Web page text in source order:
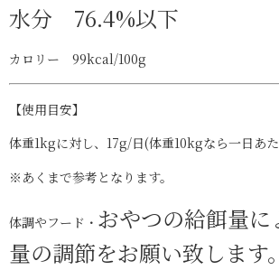
水分 76.4%以下
カロリー 99kcal/100g
【使用目安】
体重1kgに対し、17g/日(体重10kgなら一日あ
※あくまで参考となります。
体調やフード・ おやつの給餌量に
量の調節をお願い致します。